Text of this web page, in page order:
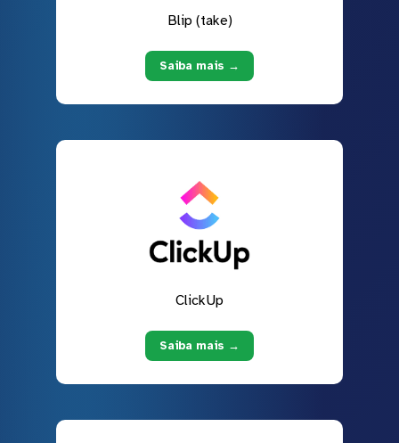
Blip (take)
Saiba mais →
ClickUp
Saiba mais →